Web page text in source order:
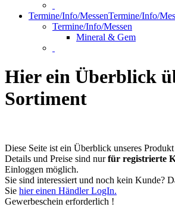
Termine/Info/MessenTermine/Info/
Termine/Info/Messen
Mineral & Gem
Hier ein Überblick
Sortiment
Diese Seite ist ein Überblick unseres
Details und Preise sind nurfür registrierte
Einloggen möglich.
Sie sind interessiert und noch kein Kunde?
Sie hier einen Händler LogIn.
Gewerbeschein erforderlich !